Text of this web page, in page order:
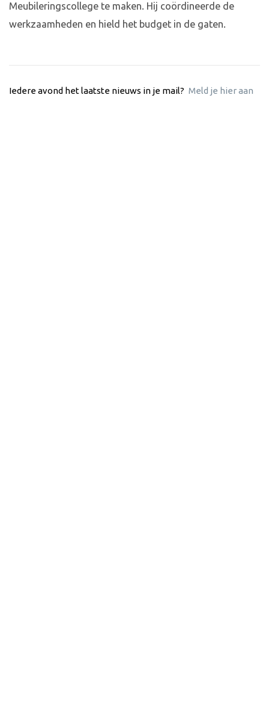
Meubileringscollege te maken. Hij coördineerde de
werkzaamheden en hield het budget in de gaten.
Iedere avond het laatste nieuws in je mail? Meld je hier aan